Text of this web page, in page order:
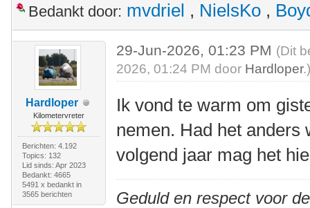
Bedankt door: mvdriel , NielsKo ,
Hardloper
Kilometervreter
Berichten: 4.192
Topics: 132
Lid sinds: Apr 2023
Bedankt: 4665
5491 x bedankt in
3565 berichten
29-Jun-2026, 01:23 PM (Dit
2026, 01:24 PM door Hardloper
Ik vond te warm om
nemen. Had het anders
volgend jaar mag het
Geduld en respect voor